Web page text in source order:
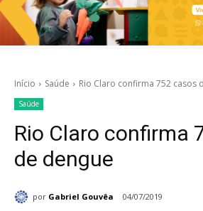
Início Saúde Rio Claro confirma 752 casos
Saúde
Rio Claro confirma
de dengue
por Gabriel Gouvêa 04/07/2019